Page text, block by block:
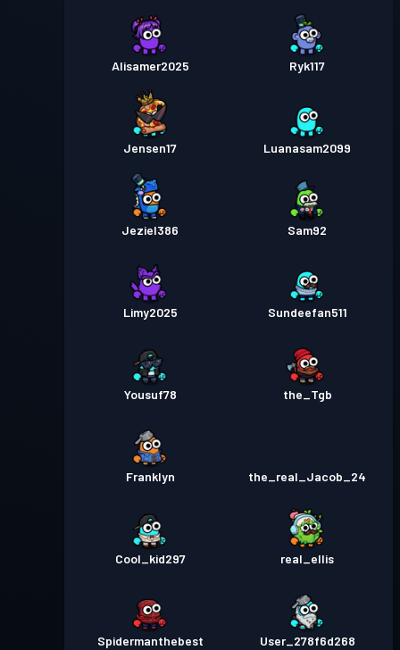
Alisamer2025 Ryk117
Jensen17 Luanasam2099
Jeziel386 Sam92
Limy2025 Sundeefan511
Yousuf78 the_Tgb
Franklyn the_real_Jacob_24
Cool_kid297 real_ellis
Spidermanthebest User_278f6d268